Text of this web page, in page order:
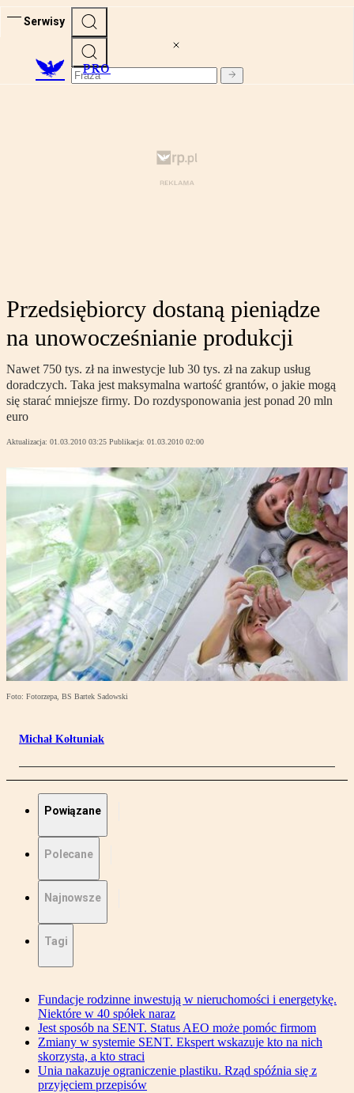
Serwisy
PRO
Przedsiębiorcy dostaną pieniądze
na unowocześnianie produkcji
Nawet 750 tys. zł na inwestycje lub 30 tys. zł na zakup usług
doradczych. Taka jest maksymalna wartość grantów, o jakie mogą
się starać mniejsze firmy. Do rozdysponowania jest ponad 20 mln
euro
Aktualizacja: 01.03.2010 03:25 Publikacja: 01.03.2010 02:00
Foto: Fotorzepa, BS Bartek Sadowski
Michał Kołtuniak
Powiązane
Polecane
Najnowsze
Tagi
Fundacje rodzinne inwestują w nieruchomości i energetykę.
Niektóre w 40 spółek naraz
Jest sposób na SENT. Status AEO może pomóc firmom
Zmiany w systemie SENT. Ekspert wskazuje kto na nich
skorzysta, a kto straci
Unia nakazuje ograniczenie plastiku. Rząd spóźnia się z
przyjęciem przepisów